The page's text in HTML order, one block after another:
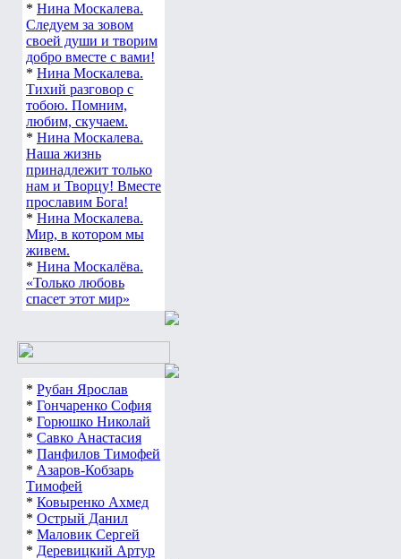
* Нина Москалева.
Следуем за зовом
своей души и творим
добро вместе с вами!
* Нина Москалева.
Тихий разговор с
тобою. Помним,
любим, скучаем.
* Нина Москалева.
Наша жизнь
принадлежит только
нам и Творцу! Вместе
прославим Бога!
* Нина Москалева.
Мир, в котором мы
живем.
* Нина Москалёва.
«Только любовь
спасет этот мир»
* Рубан Ярослав
* Гончаренко София
* Горюшко Николай
* Савко Анастасия
* Панфилов Тимофей
* Азаров-Кобзарь
Тимофей
* Ковыренко Ахмед
* Острый Данил
* Маловик Сергей
* Деревицкий Артур